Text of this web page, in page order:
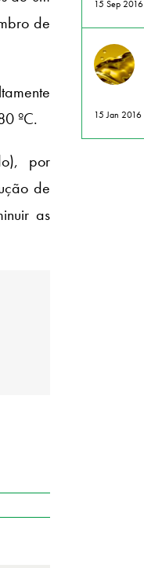
de
ºC.
por
de
as
15 Sep 2016
15 Jan 2016